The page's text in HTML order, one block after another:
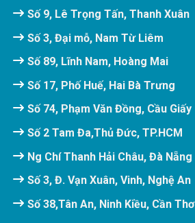
Số 9, Lê Trọng Tấn, Thanh Xuân
Số 3, Đại mỗ, Nam Từ Liêm
Số 89, Lĩnh Nam, Hoàng Mai
Số 17, Phố Huế, Hai Bà Trưng
Số 74, Phạm Văn Đồng, Cầu Giấy
Số 2 Tam Đa,Thủ Đức, TP.HCM
Ng Chí Thanh Hải Châu, Đà Nẵng
Số 3, Đ. Vạn Xuân, Vinh, Nghệ An
Số 38,Tân An, Ninh Kiều, Cần Thơ